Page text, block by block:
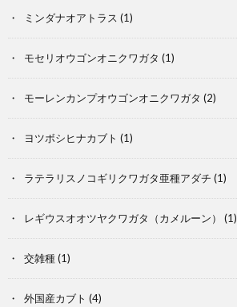
ミンダナオアトラス (1)
モセリオウゴンオニクワガタ (1)
モーレンカンプオウゴンオニクワガタ (2)
ヨツボシヒナカブト (1)
ラテラリスノコギリクワガタ亜種アダチ (1)
レギウスオオツヤクワガタ（カメルーン） (1)
交雑種(1)
外国産カブト (4)